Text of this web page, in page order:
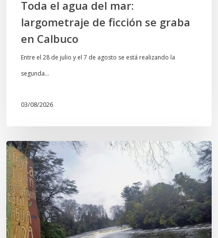
Toda el agua del mar:
largometraje de ficción se graba
en Calbuco
Entre el 28 de julio y el 7 de agosto se está realizando la
segunda…
03/08/2026
En
defensa
del
Salto
Donguil
y